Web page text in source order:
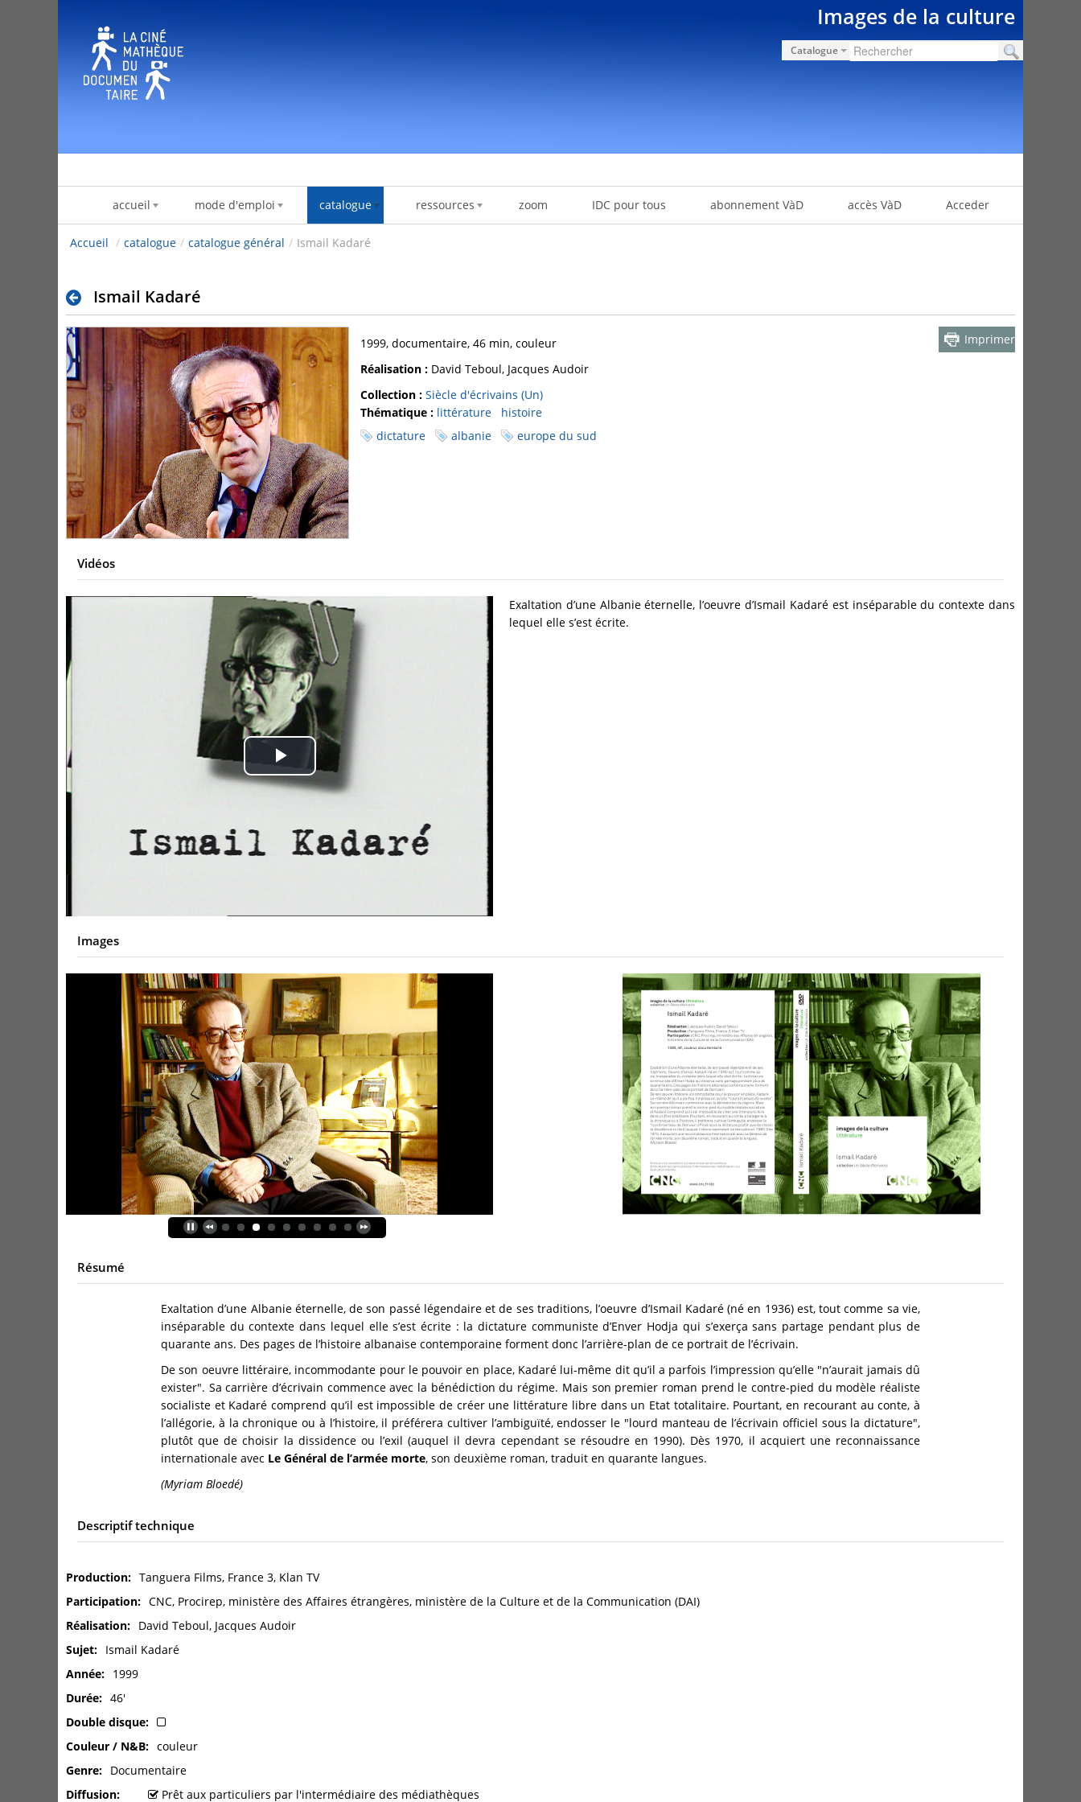
Images de la culture
Catalogue
accueil mode d'emploi catalogue ressources zoom IDC pour tous abonnement VàD accès VàD Acceder
Accueil / catalogue / catalogue général / Ismail Kadaré
Ismail Kadaré
Imprimer
1999, documentaire, 46 min, couleur
Réalisation : David Teboul, Jacques Audoir
Collection : Siècle d'écrivains (Un)
Thématique : littérature
histoire
dictature
albanie europe du sud
Vidéos
Play
Exaltation d’une Albanie éternelle, l’oeuvre d’Ismail Kadaré est inséparable du contexte dans
lequel elle s’est écrite.
Images
Résumé
Exaltation d’une Albanie éternelle, de son passé légendaire et de ses traditions, l’oeuvre d’Ismail Kadaré (né en 1936) est, tout comme sa vie,
inséparable du contexte dans lequel elle s’est écrite : la dictature communiste d’Enver Hodja qui s’exerça sans partage pendant plus de
quarante ans. Des pages de l’histoire albanaise contemporaine forment donc l’arrière-plan de ce portrait de l’écrivain.
De son oeuvre littéraire, incommodante pour le pouvoir en place, Kadaré lui-même dit qu’il a parfois l’impression qu’elle "n’aurait jamais dû
exister". Sa carrière d’écrivain commence avec la bénédiction du régime. Mais son premier roman prend le contre-pied du modèle réaliste
socialiste et Kadaré comprend qu’il est impossible de créer une littérature libre dans un Etat totalitaire. Pourtant, en recourant au conte, à
l’allégorie, à la chronique ou à l’histoire, il préférera cultiver l’ambiguïté, endosser le "lourd manteau de l’écrivain officiel sous la dictature",
plutôt que de choisir la dissidence ou l’exil (auquel il devra cependant se résoudre en 1990). Dès 1970, il acquiert une reconnaissance
internationale avec Le Général de l’armée morte, son deuxième roman, traduit en quarante langues.
(Myriam Bloedé)
Descriptif technique
Production
Tanguera Films, France 3, Klan TV
Participation
CNC, Procirep, ministère des Affaires étrangères, ministère de la Culture et de la Communication (DAI)
Réalisation
David Teboul, Jacques Audoir
Sujet
Ismail Kadaré
Année
1999
Durée
46'
Double disque
Couleur / N&B
couleur
Genre
Documentaire
Diffusion
Prêt aux particuliers par l'intermédiaire des médiathèques